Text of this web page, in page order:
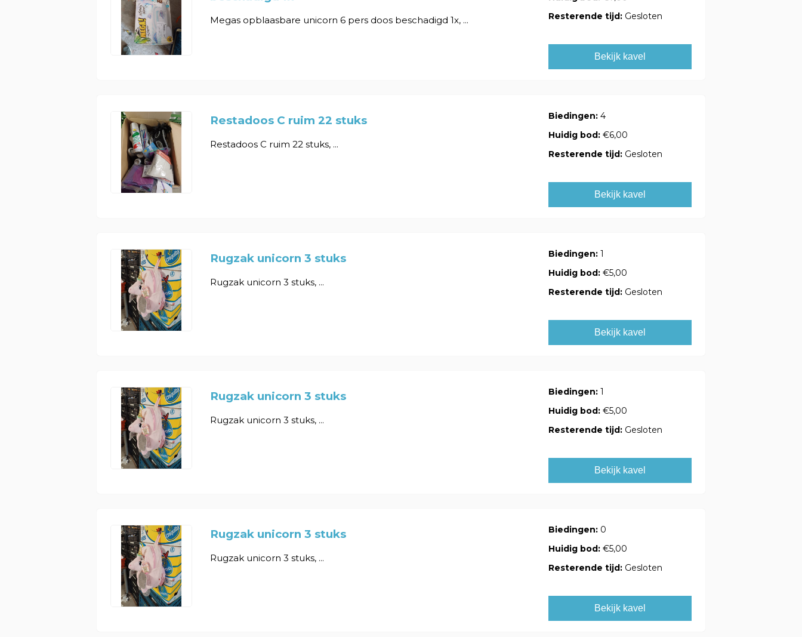
Megas opblaasbare unicorn 6 pers doos beschadigd 1x, ...
Resterende tijd: Gesloten
Bekijk kavel
Restadoos C ruim 22 stuks
Restadoos C ruim 22 stuks, ...
Biedingen: 4
Huidig bod:€6,00
Resterende tijd: Gesloten
Bekijk kavel
Rugzak unicorn 3 stuks
Rugzak unicorn 3 stuks, ...
Biedingen: 1
Huidig bod:€5,00
Resterende tijd: Gesloten
Bekijk kavel
Rugzak unicorn 3 stuks
Rugzak unicorn 3 stuks, ...
Biedingen: 1
Huidig bod:€5,00
Resterende tijd: Gesloten
Bekijk kavel
Rugzak unicorn 3 stuks
Rugzak unicorn 3 stuks, ...
Biedingen: 0
Huidig bod:€5,00
Resterende tijd: Gesloten
Bekijk kavel